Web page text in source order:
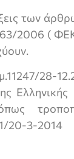
των
2006 (
28-
Ελληνικής
20-3-